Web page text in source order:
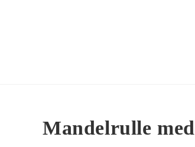
Mandelrulle